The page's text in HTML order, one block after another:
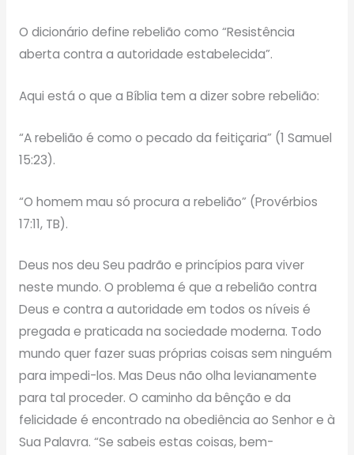
O dicionário define rebelião como “Resistência
aberta contra a autoridade estabelecida”.
Aqui está o que a Bíblia tem a dizer sobre rebelião:
“A rebelião é como o pecado da feitiçaria” (1 Samuel
15:23).
“O homem mau só procura a rebelião” (Provérbios
17:11, TB).
Deus nos deu Seu padrão e princípios para viver
neste mundo. O problema é que a rebelião contra
Deus e contra a autoridade em todos os níveis é
pregada e praticada na sociedade moderna. Todo
mundo quer fazer suas próprias coisas sem ninguém
para impedi-los. Mas Deus não olha levianamente
para tal proceder. O caminho da bênção e da
felicidade é encontrado na obediência ao Senhor e à
Sua Palavra. “Se sabeis estas coisas, bem-